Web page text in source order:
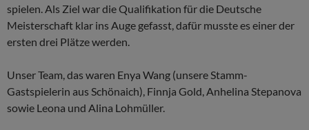
spielen. Als Ziel war die Qualifikation für die Deutsche
Meisterschaft klar ins Auge gefasst, dafür musste es einer der
ersten drei Plätze werden.
Unser Team, das waren Enya Wang (unsere Stamm-
Gastspielerin aus Schönaich), Finnja Gold, Anhelina Stepanova
sowie Leona und Alina Lohmüller.